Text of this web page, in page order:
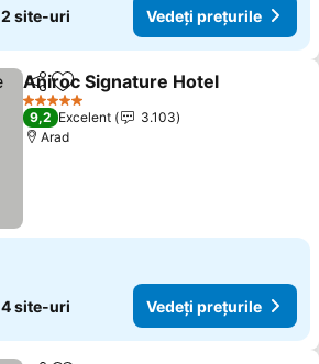
2 site-uri Vedeți prețurile
DistribuițiAdăugaţi la favorite
Aniroc Signature Hotel
5 Stele
9,2 Excelent
3.103
Arad
4 site-uri Vedeți prețurile